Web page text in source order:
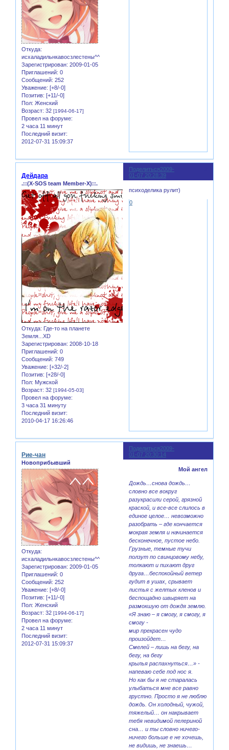
Откуда:
исхаладильнкавосзлестены^^
Зарегистрирован: 2009-01-05
Приглашений: 0
Сообщений: 252
Уважение: [+8/-0]
Позитив: [+11/-0]
Пол: Женский
Возраст: 32 [1994-06-17]
Провел на форуме:
2 часа 11 минут
Последний визит:
2012-07-31 15:09:37
Поделиться2009-
01-07 20:28:39
Дейдара
.::(X-SOS team Member-X)::.
Откуда: Где-то на планете
Земля...XD
Зарегистрирован: 2008-10-18
Приглашений: 0
Сообщений: 749
Уважение: [+32/-2]
Позитив: [+28/-0]
Пол: Мужской
Возраст: 32 [1994-05-03]
Провел на форуме:
3 часа 31 минуту
Последний визит:
2010-04-17 16:26:46
психоделика рулит)
0
Поделиться2009-
01-07 20:30:14
Рие-чан
Новоприбывший
Откуда:
исхаладильнкавосзлестены^^
Зарегистрирован: 2009-01-05
Приглашений: 0
Сообщений: 252
Уважение: [+8/-0]
Позитив: [+11/-0]
Пол: Женский
Возраст: 32 [1994-06-17]
Провел на форуме:
2 часа 11 минут
Последний визит:
2012-07-31 15:09:37
Мой ангел
Дождь…снова дождь…
словно все вокруг
разукрасили серой, грязной
краской, и все-все слилось в
единое целое… невозможно
разобрать – где кончается
мокрая земля и начинается
бесконечное, пустое небо.
Грузные, темные тучи
ползут по свинцовому небу,
толкают и пихают друг
друга…беспокойный ветер
гудит в ушах, срывает
листья с желтых кленов и
беспощадно швыряет на
размокшую от дождя землю.
«Я знаю – я смогу, я смогу, я
смогу -
мир прекрасен чудо
произойдет…
Смелей – лишь на бегу, на
бегу, на бегу
крылья распахнуться…» -
напеваю себе под нос я.
Но как бы я не старалась
улыбаться мне все равно
грустно. Просто я не люблю
дождь. Он холодный, чужой,
тяжелый… он накрывает
тебя невидимой пелериной
сна… и ты словно ничего-
ничего больше е не хочешь,
не видишь, не знаешь…